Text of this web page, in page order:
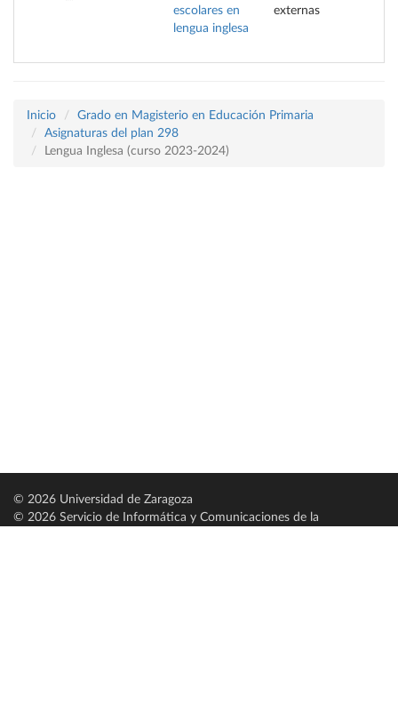
escolares en
lengua inglesa
externas
Inicio
Grado en Magisterio en Educación Primaria
Asignaturas del plan 298
Lengua Inglesa (curso 2023-2024)
© 2026 Universidad de Zaragoza
© 2026 Servicio de Informática y Comunicaciones de la